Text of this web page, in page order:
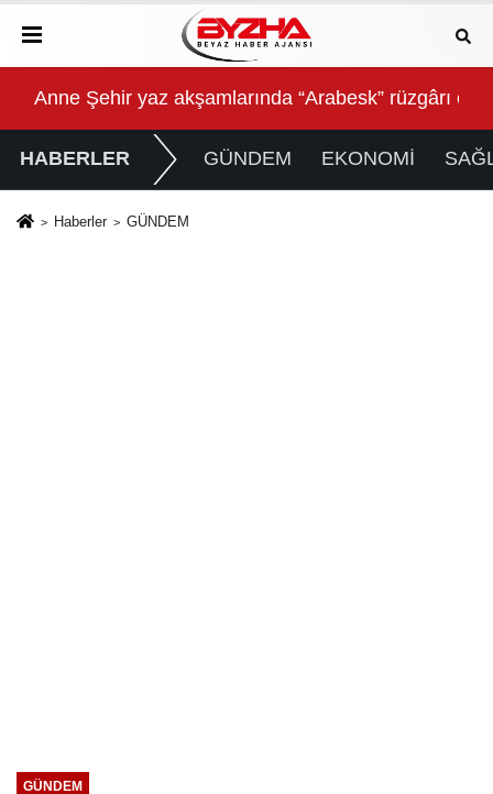
Anne Şehir yaz akşamlarında “Arabesk” rüzgârı esti
HABERLER GÜNDEM EKONOMİ
Haberler GÜNDEM
GÜNDEM